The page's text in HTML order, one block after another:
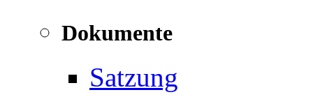
Dokumente
Satzung